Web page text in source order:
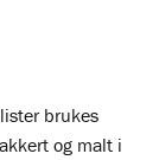
brukes
og malt i